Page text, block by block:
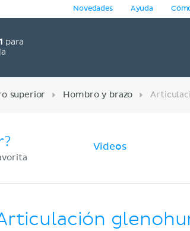
para
Novedades Ayuda
superior Hombro y brazo
Videos